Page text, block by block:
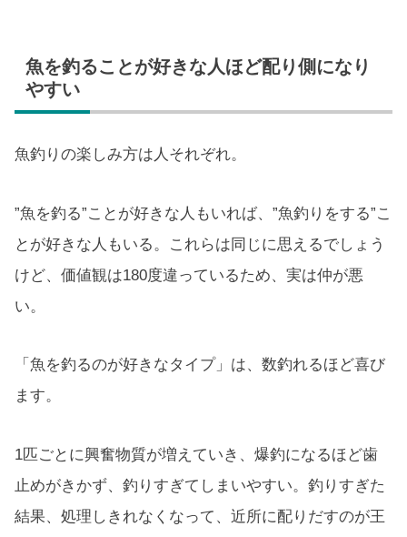
魚を釣ることが好きな人ほど配り側になり
やすい
魚釣りの楽しみ方は人それぞれ。
”魚を釣る”ことが好きな人もいれば、”魚釣りをする”こ
とが好きな人もいる。これらは同じに思えるでしょう
けど、価値観は180度違っているため、実は仲が悪
い。
「魚を釣るのが好きなタイプ」は、数釣れるほど喜び
ます。
1匹ごとに興奮物質が増えていき、爆釣になるほど歯
止めがきかず、釣りすぎてしまいやすい。釣りすぎた
結果、処理しきれなくなって、近所に配りだすのが王